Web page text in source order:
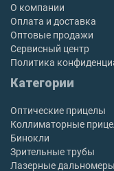
О компании
Оплата и доставка
Оптовые продажи
Сервисный центр
Политика
Категории
Оптические прицелы
Коллиматорные
Бинокли
Зрительные трубы
Лазерные дальномеры